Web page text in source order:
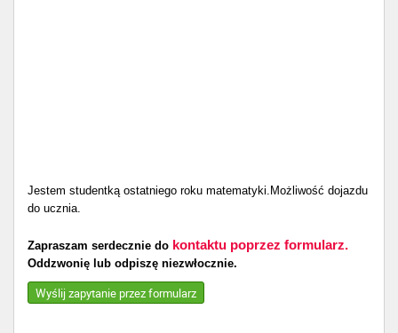
Jestem studentką ostatniego roku matematyki.Możliwość dojazdu
do ucznia.
Zapraszam serdecznie do kontaktu poprzez formularz.
Oddzwonię lub odpiszę niezwłocznie.
Wyślij zapytanie przez formularz